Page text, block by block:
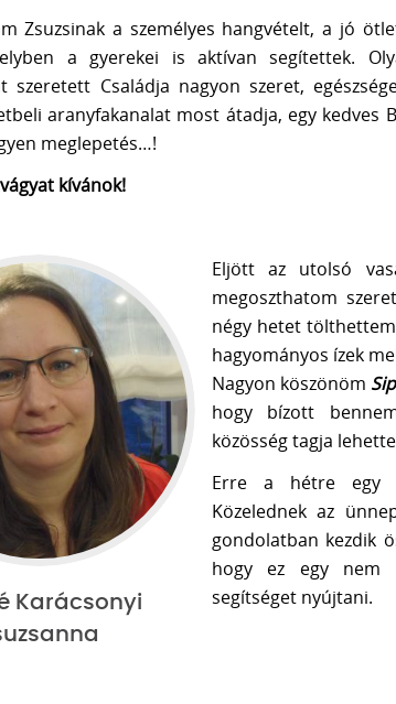
Zsuzsinak a személyes hangvételt, a jó
a gyerekei is aktívan segítettek.
szeretett Családja nagyon szeret,
aranyfakanalat most átadja, egy kedves
meglepetés…!
kívánok!
Karácsonyi
Eljött az utolsó
megoszthatom
négy hetet
hagyományos ízek
Nagyon köszönöm
hogy bízott
közösség tagja
Erre a hétre egy
Közelednek az
gondolatban kezdik
hogy ez egy nem
segítséget nyújtani.